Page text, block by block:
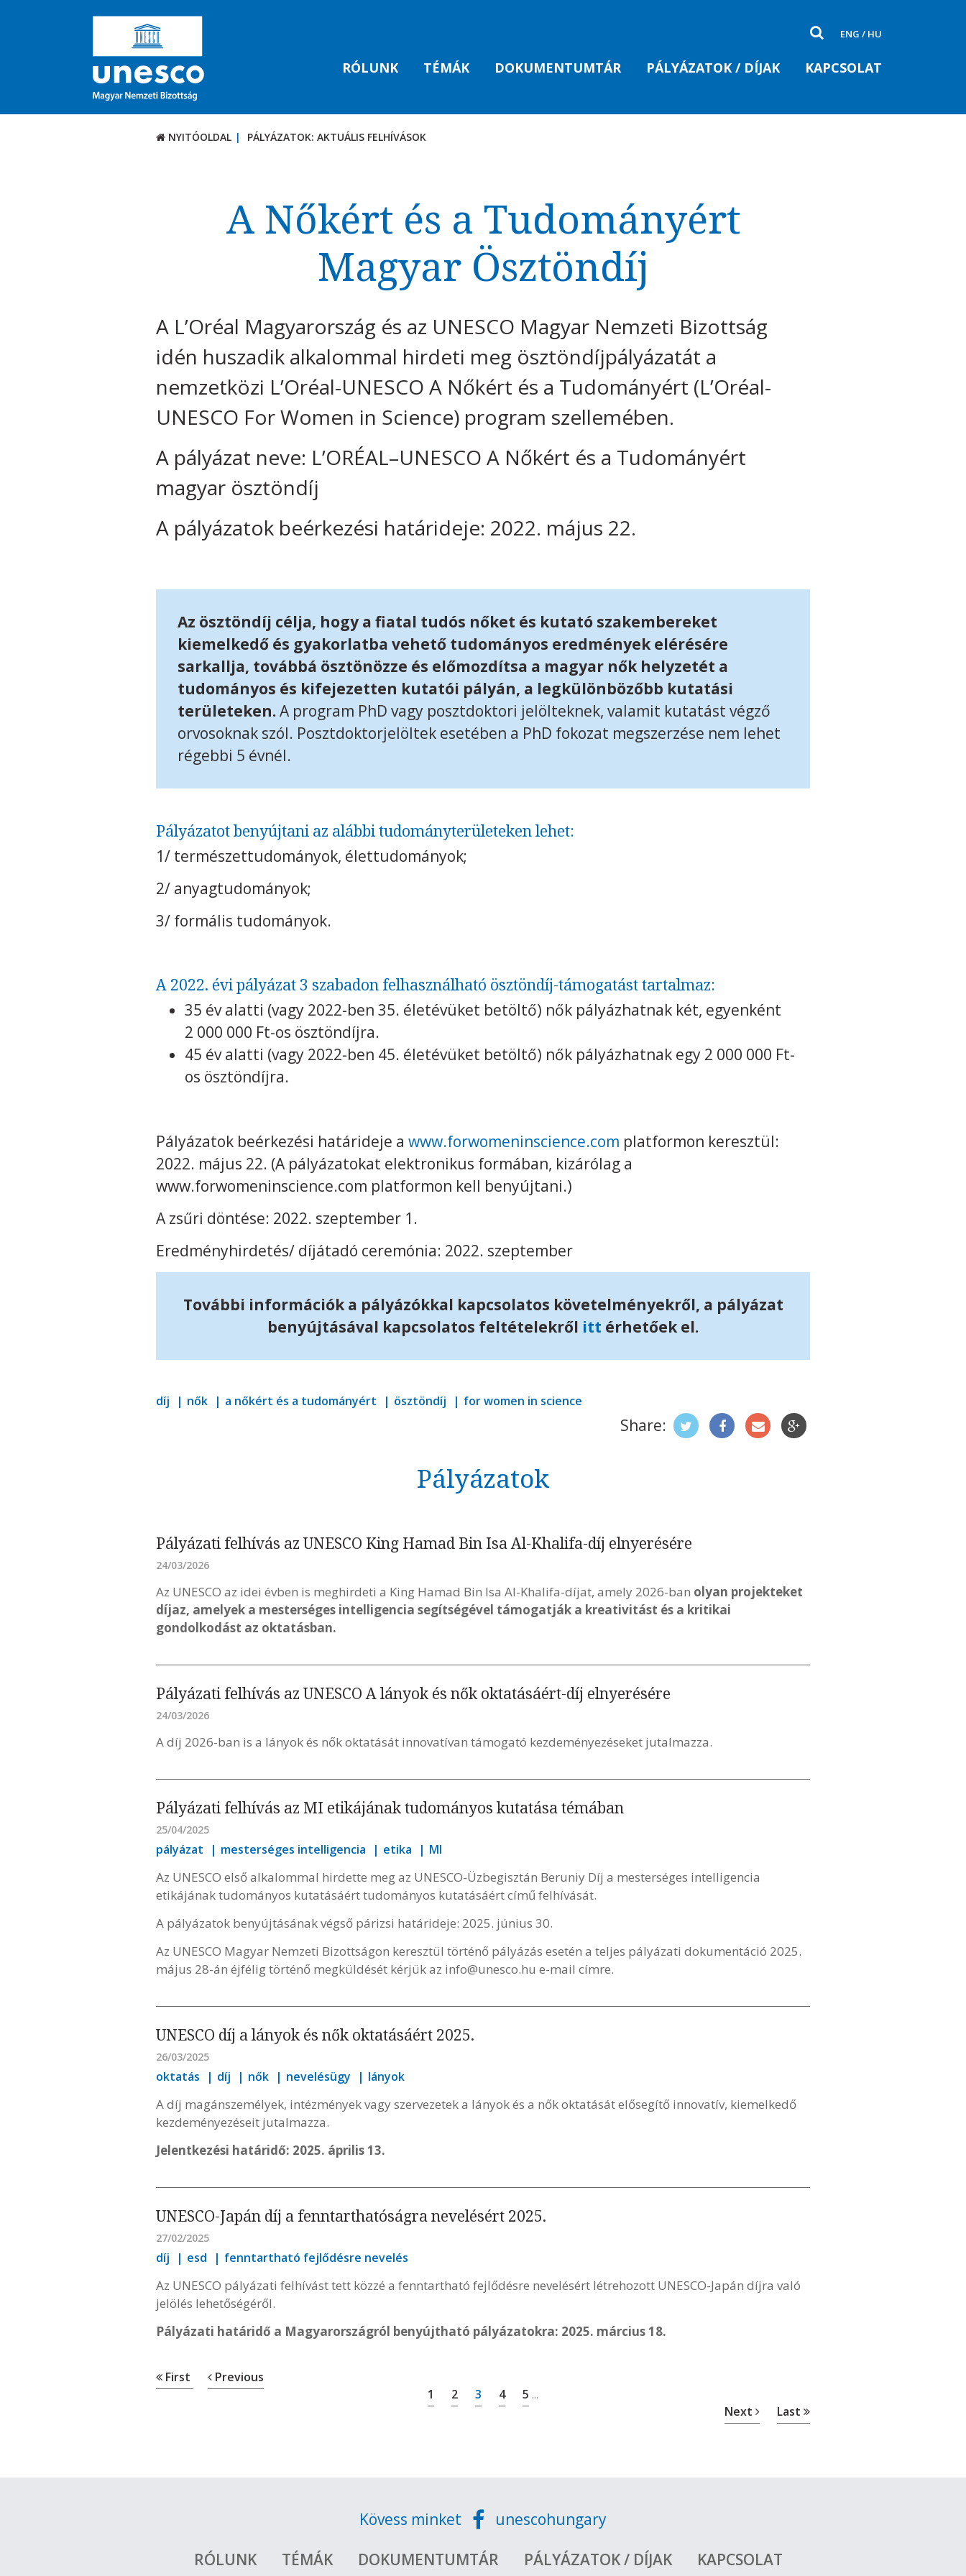
ENG / HU
RÓLUNK TÉMÁK DOKUMENTUMTÁR PÁLYÁZATOK / DÍJAK KAPCSOLAT
PÁLYÁZATOK / DÍJAK
NYITÓOLDAL PÁLYÁZATOK: AKTUÁLIS FELHÍVÁSOK
A Nőkért és a Tudományért
Magyar Ösztöndíj
A L’Oréal Magyarország és az UNESCO Magyar Nemzeti Bizottság
idén huszadik alkalommal hirdeti meg ösztöndíjpályázatát a
nemzetközi L’Oréal-UNESCO A Nőkért és a Tudományért (L’Oréal-
UNESCO For Women in Science) program szellemében.
A pályázat neve: L’ORÉAL–UNESCO A Nőkért és a Tudományért
magyar ösztöndíj
A pályázatok beérkezési határideje: 2022. május 22.
Az ösztöndíj célja, hogy a fiatal tudós nőket és kutató szakembereket
kiemelkedő és gyakorlatba vehető tudományos eredmények elérésére
sarkallja, továbbá ösztönözze és előmozdítsa a magyar nők helyzetét a
tudományos és kifejezetten kutatói pályán, a legkülönbözőbb kutatási
területeken.A program PhD vagy posztdoktori jelölteknek, valamit kutatást végző
orvosoknak szól. Posztdoktorjelöltek esetében a PhD fokozat megszerzése nem lehet
régebbi 5 évnél.
Pályázatot benyújtani az alábbi tudományterületeken lehet:
1/ természettudományok, élettudományok;
2/ anyagtudományok;
3/ formális tudományok.
A 2022. évi pályázat 3 szabadon felhasználható ösztöndíj-támogatást tartalmaz:
35 év alatti (vagy 2022-ben 35. életévüket betöltő) nők pályázhatnak két, egyenként
2 000 000 Ft-os ösztöndíjra.
45 év alatti (vagy 2022-ben 45. életévüket betöltő) nők pályázhatnak egy 2 000 000 Ft-
os ösztöndíjra.
Pályázatok beérkezési határideje a www.forwomeninscience.com platformon keresztül:
2022. május 22. (A pályázatokat elektronikus formában, kizárólag a
www.forwomeninscience.com platformon kell benyújtani.)
A zsűri döntése: 2022. szeptember 1.
Eredményhirdetés/ díjátadó ceremónia: 2022. szeptember
További információk a pályázókkal kapcsolatos követelményekről, a pályázat
benyújtásával kapcsolatos feltételekről itt érhetőek el.
díj nők a nőkért és a tudományért ösztöndíj for women in science
Share:
Pályázatok
Pályázati felhívás az UNESCO King Hamad Bin Isa Al-Khalifa-díj elnyerésére
24/03/2026
Az UNESCO az idei évben is meghirdeti a King Hamad Bin Isa Al-Khalifa-díjat, amely 2026-ban olyan projekteket
díjaz, amelyek a mesterséges intelligencia segítségével támogatják a kreativitást és a kritikai
gondolkodást az oktatásban.
Pályázati felhívás az UNESCO A lányok és nők oktatásáért-díj elnyerésére
24/03/2026
A díj 2026-ban is a lányok és nők oktatását innovatívan támogató kezdeményezéseket jutalmazza.
Pályázati felhívás az MI etikájának tudományos kutatása témában
25/04/2025
pályázat mesterséges intelligencia etika MI
Az UNESCO első alkalommal hirdette meg az UNESCO-Üzbegisztán Beruniy Díj a mesterséges intelligencia
etikájának tudományos kutatásáért tudományos kutatásáért című felhívását.
A pályázatok benyújtásának végső párizsi határideje: 2025. június 30.
Az UNESCO Magyar Nemzeti Bizottságon keresztül történő pályázás esetén a teljes pályázati dokumentáció 2025.
május 28-án éjfélig történő megküldését kérjük az info@unesco.hu e-mail címre.
UNESCO díj a lányok és nők oktatásáért 2025.
26/03/2025
oktatás díj nők nevelésügy lányok
A díj magánszemélyek, intézmények vagy szervezetek a lányok és a nők oktatását elősegítő innovatív, kiemelkedő
kezdeményezéseit jutalmazza.
Jelentkezési határidő: 2025. április 13.
UNESCO-Japán díj a fenntarthatóságra nevelésért 2025.
27/02/2025
díj esd fenntartható fejlődésre nevelés
Az UNESCO pályázati felhívást tett közzé a fenntartható fejlődésre nevelésért létrehozott UNESCO-Japán díjra való
jelölés lehetőségéről.
Pályázati határidő a Magyarországról benyújtható pályázatokra: 2025. március 18.
First
Previous
1
2 3 4 5 ...
Next Last
Kövess minket
unescohungary
RÓLUNK
TÉMÁK DOKUMENTUMTÁR PÁLYÁZATOK / DÍJAK KAPCSOLAT